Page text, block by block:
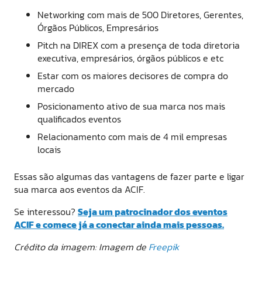
Networking com mais de 500 Diretores, Gerentes,
Órgãos Públicos, Empresários
Pitch na DIREX com a presença de toda diretoria
executiva, empresários, órgãos públicos e etc
Estar com os maiores decisores de compra do
mercado
Posicionamento ativo de sua marca nos mais
qualificados eventos
Relacionamento com mais de 4 mil empresas
locais
Essas são algumas das vantagens de fazer parte e ligar
sua marca aos eventos da ACIF.
Se interessou? Seja um patrocinador dos eventos
ACIF e comece já a conectar ainda mais pessoas.
Crédito da imagem: Imagem de Freepik